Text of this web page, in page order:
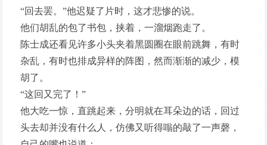
“回去罢。”他迟疑了片时，这才悲惨的说。
他们胡乱的包了书包，挟着，一溜烟跑走了。
陈士成还看见许多小头夹着黑圆圈在眼前跳舞，有时
杂乱，有时也排成异样的阵图，然而渐渐的减少，模
胡了。
“这回又完了！”
他大吃一惊，直跳起来，分明就在耳朵边的话，回过
头去却并没有什么人，仿佛又听得嗡的敲了一声磬，